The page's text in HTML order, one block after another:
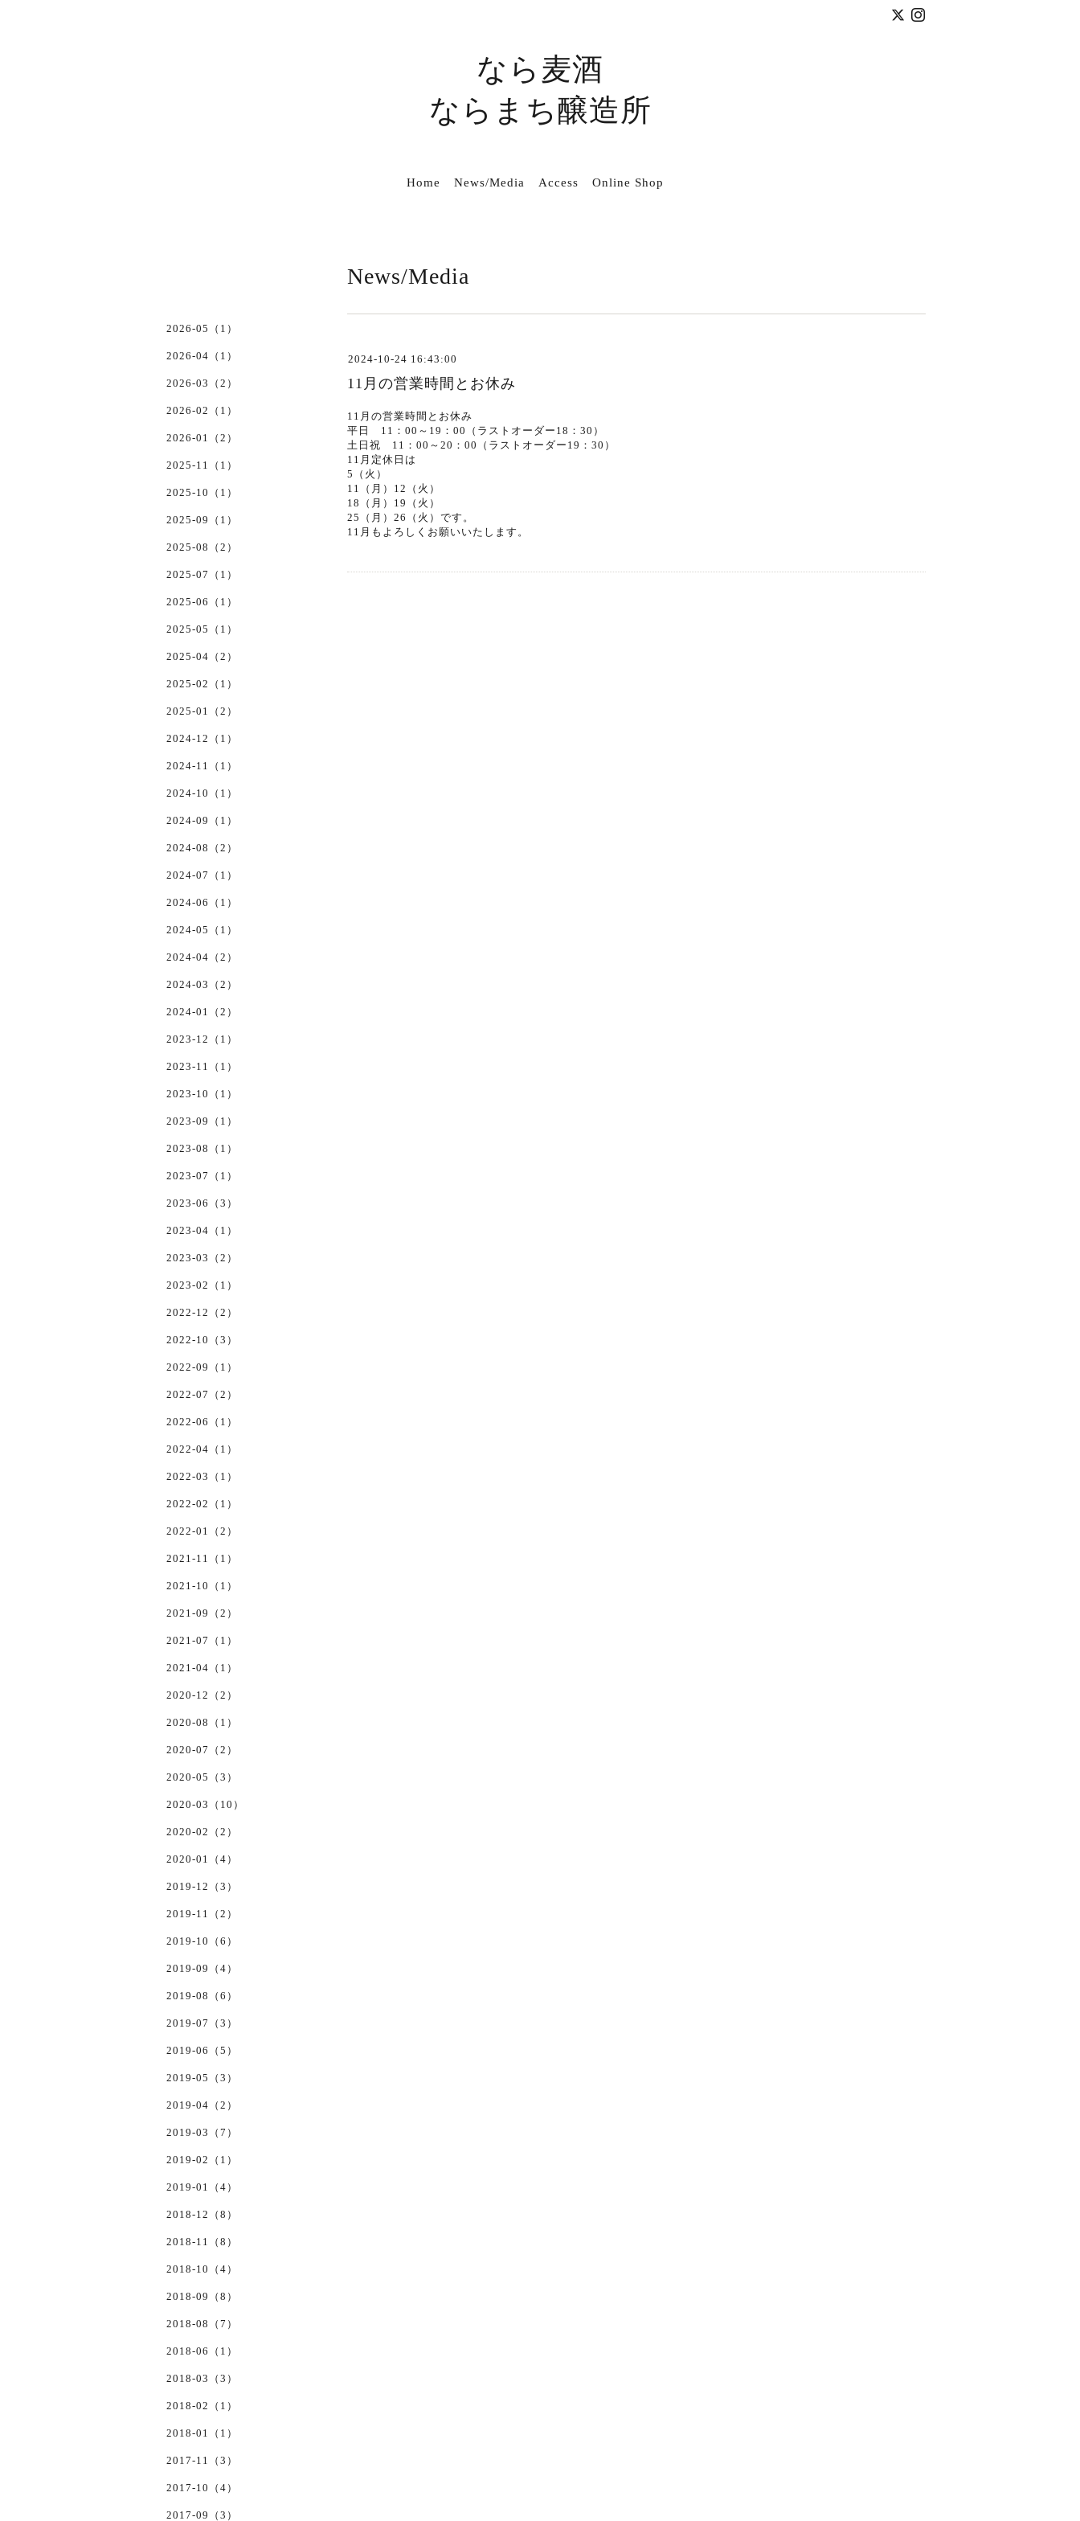
なら麦酒
ならまち醸造所
Home News/Media Access Online Shop
News/Media
2024-10-24 16:43:00
11月の営業時間とお休み
11月の営業時間とお休み
平日 11：00～19：00（ラストオーダー18：30）
土日祝 11：00～20：00（ラストオーダー19：30）
11月定休日は
5（火）
11（月）12（火）
18（月）19（火）
25（月）26（火）です。
11月もよろしくお願いいたします。
2026-05（1）
2026-04（1）
2026-03（2）
2026-02（1）
2026-01（2）
2025-11（1）
2025-10（1）
2025-09（1）
2025-08（2）
2025-07（1）
2025-06（1）
2025-05（1）
2025-04（2）
2025-02（1）
2025-01（2）
2024-12（1）
2024-11（1）
2024-10（1）
2024-09（1）
2024-08（2）
2024-07（1）
2024-06（1）
2024-05（1）
2024-04（2）
2024-03（2）
2024-01（2）
2023-12（1）
2023-11（1）
2023-10（1）
2023-09（1）
2023-08（1）
2023-07（1）
2023-06（3）
2023-04（1）
2023-03（2）
2023-02（1）
2022-12（2）
2022-10（3）
2022-09（1）
2022-07（2）
2022-06（1）
2022-04（1）
2022-03（1）
2022-02（1）
2022-01（2）
2021-11（1）
2021-10（1）
2021-09（2）
2021-07（1）
2021-04（1）
2020-12（2）
2020-08（1）
2020-07（2）
2020-05（3）
2020-03（10）
2020-02（2）
2020-01（4）
2019-12（3）
2019-11（2）
2019-10（6）
2019-09（4）
2019-08（6）
2019-07（3）
2019-06（5）
2019-05（3）
2019-04（2）
2019-03（7）
2019-02（1）
2019-01（4）
2018-12（8）
2018-11（8）
2018-10（4）
2018-09（8）
2018-08（7）
2018-06（1）
2018-03（3）
2018-02（1）
2018-01（1）
2017-11（3）
2017-10（4）
2017-09（3）